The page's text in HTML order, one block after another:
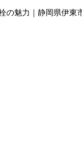
魅力｜静岡県伊東